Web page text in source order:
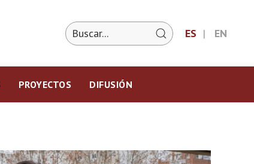
ES EN
PROYECTOS DIFUSIÓN